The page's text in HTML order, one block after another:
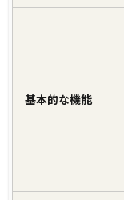
基本的な機能